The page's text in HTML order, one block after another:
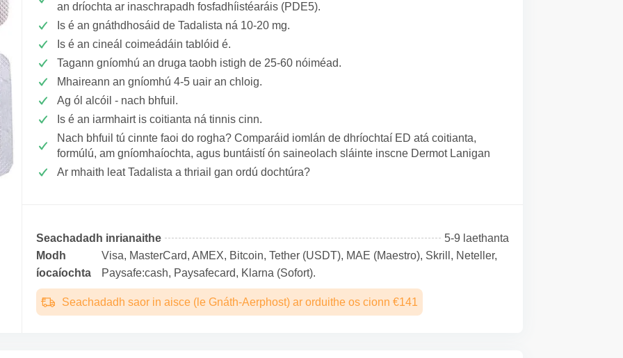
an dríochta ar inaschrapadh fosfadhíistéaráis (PDE5).
Is é an gnáthdhosáid de Tadalista ná 10-20 mg.
Is é an cineál coimeádáin tablóid é.
Tagann gníomhú an druga taobh istigh de 25-60 nóiméad.
Mhaireann an gníomhú 4-5 uair an chloig.
Ag ól alcóil - nach bhfuil.
Is é an iarmhairt is coitianta ná tinnis cinn.
Nach bhfuil tú cinnte faoi do rogha? Comparáid iomlán de dhríochtaí ED atá coitianta,
formúlú, am gníomhaíochta, agus buntáistí ón saineolach sláinte inscne Dermot Lanigan
Ar mhaith leat Tadalista a thriail gan ordú dochtúra?
Seachadadh inrianaithe
5-9 laethanta
Modh
íocaíochta
Visa, MasterCard, AMEX, Bitcoin, Tether (USDТ), MAE (Maestro), Skrill, Neteller,
Paysafe:cash, Paysafecard, Klarna (Sofort).
Seachadadh saor in aisce (le Gnáth-Aerphost) ar orduithe os cionn €141